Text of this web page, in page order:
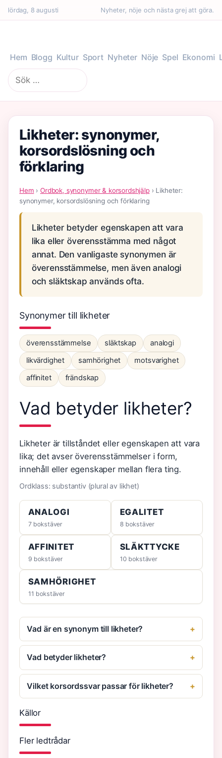
lördag, 8 augusti Nyheter, nöje och nästa grej att göra.
Hem Blogg Kultur Sport Nyheter Nöje Spel Ekonomi
Sök
efter:
Likheter: synonymer,
korsordslösning och
förklaring
Hem ›Ordbok, synonymer & korsordshjälp› Likheter:
synonymer, korsordslösning och förklaring
Likheter betyder egenskapen att vara
lika eller överensstämma med något
annat. Den vanligaste synonymen är
överensstämmelse, men även analogi
och släktskap används ofta.
Synonymer till likheter
överensstämmelse släktskap
analogi
likvärdighet
samhörighet
motsvarighet
affinitet
frändskap
Vad betyder likheter?
Likheter är tillståndet eller egenskapen att vara
lika; det avser överensstämmelser i form,
innehåll eller egenskaper mellan flera ting.
Ordklass: substantiv (plural av likhet)
ANALOGI
7 bokstäver
EGALITET
8 bokstäver
AFFINITET
9 bokstäver
SLÄKTTYCKE
10 bokstäver
SAMHÖRIGHET
11 bokstäver
Vad är en synonym till likheter?
Vad betyder likheter?
Vilket korsordssvar passar för likheter?
Källor
Fler ledtrådar